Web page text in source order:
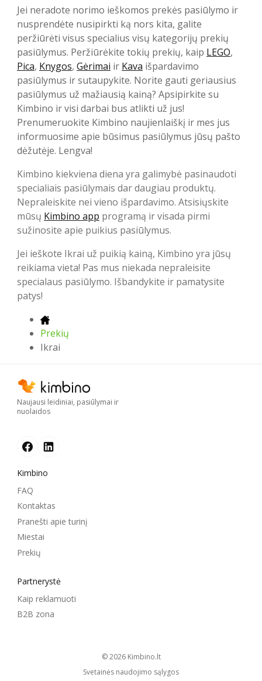
Jei neradote norimo ieškomos prekės pasiūlymo ir
nusprendėte nusipirkti ką nors kita, galite
peržiūrėti visus specialius visų kategorijų prekių
pasiūlymus. Peržiūrėkite tokių prekių, kaip LEGO,
Pica, Knygos, Gėrimai ir Kava išpardavimo
pasiūlymus ir sutaupykite. Norite gauti geriausius
pasiūlymus už mažiausią kainą? Apsipirkite su
Kimbino ir visi darbai bus atlikti už jus!
Prenumeruokite Kimbino naujienlaiškį ir mes jus
informuosime apie būsimus pasiūlymus jūsų pašto
dėžutėje. Lengva!
Kimbino kiekviena diena yra galimybė pasinaudoti
specialiais pasiūlymais dar daugiau produktų.
Nepraleiskite nei vieno išpardavimo. Atsisiųskite
mūsų Kimbino app programą ir visada pirmi
sužinosite apie puikius pasiūlymus.
Jei ieškote Ikrai už puikią kainą, Kimbino yra jūsų
reikiama vieta! Pas mus niekada nepraleisite
specialaus pasiūlymo. Išbandykite ir pamatysite
patys!
Prekių
Ikrai
Naujausi leidiniai, pasiūlymai ir
nuolaidos
Kimbino
FAQ
Kontaktas
Pranešti apie turinį
Miestai
Prekių
Partnerystė
Kaip reklamuoti
B2B zona
© 2026 kimbino.lt
Svetainės naudojimo sąlygos